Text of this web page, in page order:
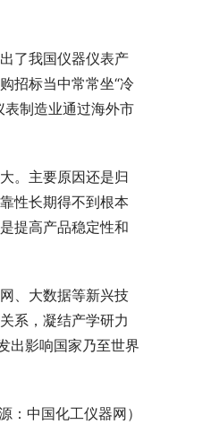
了我国仪器仪表产
招标当中常常坐“冷
制造业通过海外市
。主要原因还是归
性长期得不到根本
提高产品稳定性和
、大数据等新兴技
系，凝结产学研力
出影响国家乃至世界
：中国化工仪器网）